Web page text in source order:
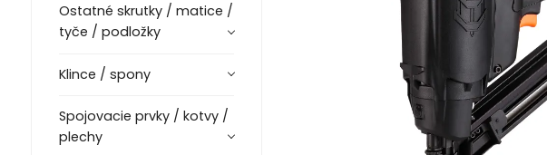
Ostatné skrutky / matice /
tyče / podložky
Klince / spony
Spojovacie prvky / kotvy /
plechy